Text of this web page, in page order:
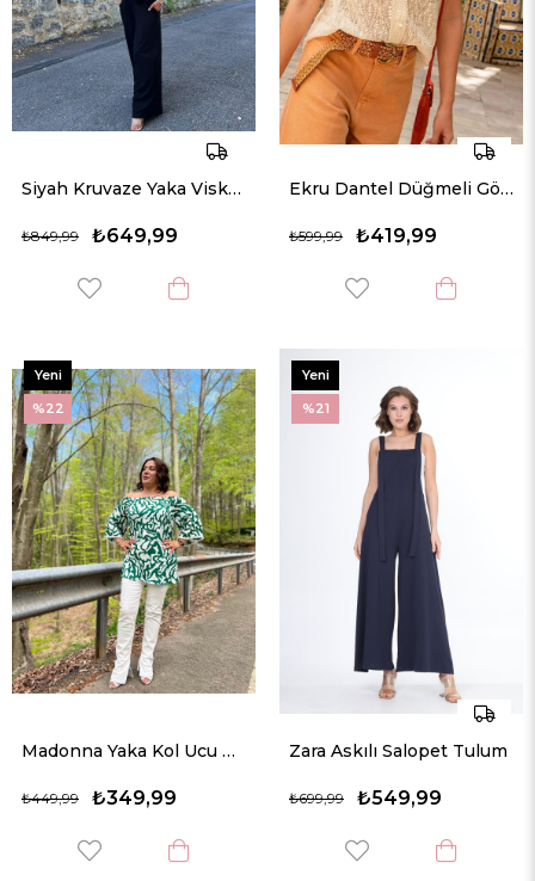
Siyah Kruvaze Yaka Viskon Örme Tulum
₺649,99
₺849,99
Ekru Dantel Düğmeli Gömlek
₺419,99
₺599,99
Madonna Yaka Kol Ucu Ponpon Örme Bluz
₺349,99
₺449,99
Yeni
Ürün
%22
Zara Askılı Salopet Tulum
₺549,99
₺699,99
Yeni
Ürün
%21